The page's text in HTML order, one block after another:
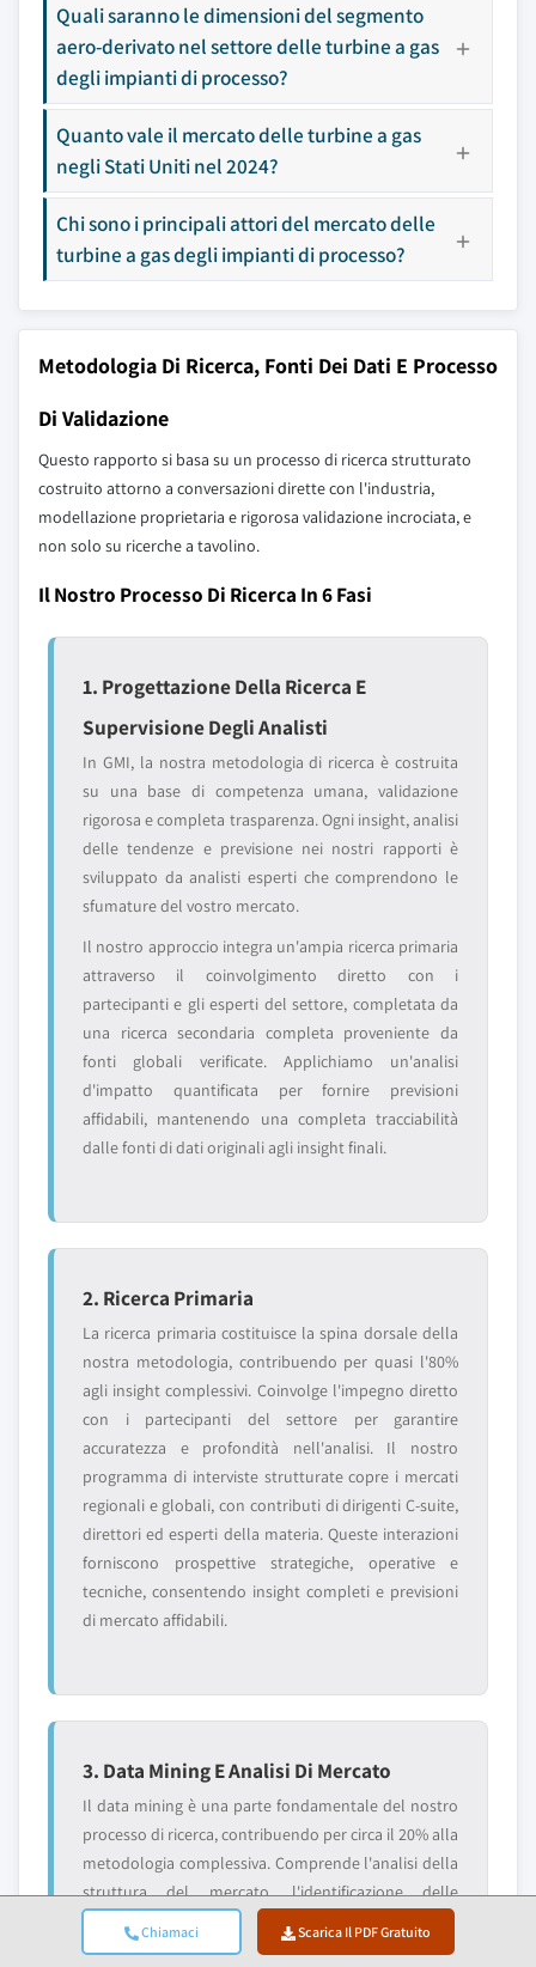
Chiamaci Scarica Il PDF Gratuito
Quali saranno le dimensioni del segmento
aero-derivato nel settore delle turbine a gas
degli impianti di processo?
Quanto vale il mercato delle turbine a gas
negli Stati Uniti nel 2024?
Chi sono i principali attori del mercato delle
turbine a gas degli impianti di processo?
Metodologia Di Ricerca, Fonti Dei Dati E Processo
Di Validazione
Questo rapporto si basa su un processo di ricerca strutturato
costruito attorno a conversazioni dirette con l'industria,
modellazione proprietaria e rigorosa validazione incrociata, e
non solo su ricerche a tavolino.
Il Nostro Processo Di Ricerca In 6 Fasi
1. Progettazione Della Ricerca E
Supervisione Degli Analisti
In GMI, la nostra metodologia di ricerca è costruita
su una base di competenza umana, validazione
rigorosa e completa trasparenza. Ogni insight, analisi
delle tendenze e previsione nei nostri rapporti è
sviluppato da analisti esperti che comprendono le
sfumature del vostro mercato.
Il nostro approccio integra un'ampia ricerca primaria
attraverso il coinvolgimento diretto con i
partecipanti e gli esperti del settore, completata da
una ricerca secondaria completa proveniente da
fonti globali verificate. Applichiamo un'analisi
d'impatto quantificata per fornire previsioni
affidabili, mantenendo una completa tracciabilità
dalle fonti di dati originali agli insight finali.
2. Ricerca Primaria
La ricerca primaria costituisce la spina dorsale della
nostra metodologia, contribuendo per quasi l'80%
agli insight complessivi. Coinvolge l'impegno diretto
con i partecipanti del settore per garantire
accuratezza e profondità nell'analisi. Il nostro
programma di interviste strutturate copre i mercati
regionali e globali, con contributi di dirigenti C-suite,
direttori ed esperti della materia. Queste interazioni
forniscono prospettive strategiche, operative e
tecniche, consentendo insight completi e previsioni
di mercato affidabili.
3. Data Mining E Analisi Di Mercato
Il data mining è una parte fondamentale del nostro
processo di ricerca, contribuendo per circa il 20% alla
metodologia complessiva. Comprende l'analisi della
struttura del mercato, l'identificazione delle
tendenze del settore e la valutazione dei fattori
macroeconomici attraverso l'analisi della quota di